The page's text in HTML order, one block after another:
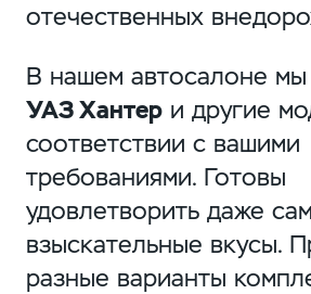
отечественных
В нашем автосалоне мы
УАЗ Хантери другие
соответствии с вашими
требованиями. Готовы
удовлетворить даже
взыскательные вкусы.
разные варианты